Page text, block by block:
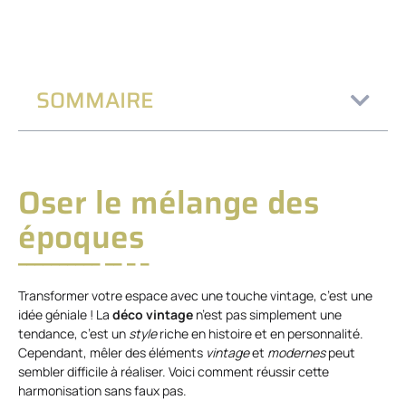
SOMMAIRE
Oser le mélange des
époques
Transformer votre espace avec une touche vintage, c’est une
idée géniale ! La déco vintage n’est pas simplement une
tendance, c’est un styleriche en histoire et en personnalité.
Cependant, mêler des éléments vintageet modernespeut
sembler difficile à réaliser. Voici comment réussir cette
harmonisation sans faux pas.